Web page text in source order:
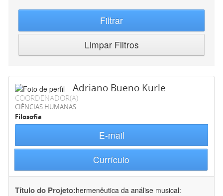
Filtrar
Limpar Filtros
Adriano Bueno Kurle
COORDENADOR(A)
CIÊNCIAS HUMANAS
Filosofia
E-mail
Currículo
Título do Projeto:hermenêutica da análise musical: